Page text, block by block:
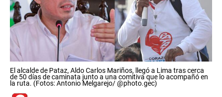
El alcalde de Pataz, Aldo Carlos Mariños, llegó a Lima tras cerca
de 50 días de caminata junto a una comitiva que lo acompañó en
la ruta. (Fotos: Antonio Melgarejo/ @photo.gec)